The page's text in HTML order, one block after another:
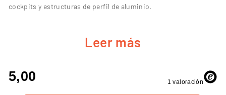
cockpits y estructuras de perfil de aluminio.
CARACTERÍSTICAS PRINCIPALES
Placa frontal de aluminio de 15 mm de grosor y placas
Leer más